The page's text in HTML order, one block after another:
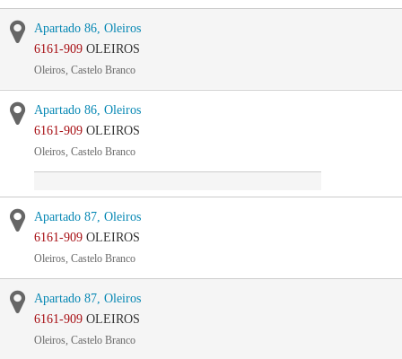
Apartado 86, Oleiros
6161-909 OLEIROS
Oleiros, Castelo Branco
Apartado 86, Oleiros
6161-909 OLEIROS
Oleiros, Castelo Branco
Apartado 87, Oleiros
6161-909 OLEIROS
Oleiros, Castelo Branco
Apartado 87, Oleiros
6161-909 OLEIROS
Oleiros, Castelo Branco